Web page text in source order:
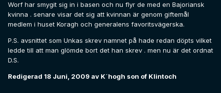
Worf har smygit sig in i basen och nu flyr de med en Bajoriansk
kvinna . senare visar det sig att kvinnan är genom giftemål
medlem i huset Koragh och generalens favoritsvägerska.
P.S. avsnittet som Unkas skrev namnet på hade redan döpts vilket
ledde till att man glömde bort det han skrev . men nu är det ordnat
D.S.
Redigerad 18 Juni, 2009 av K´hogh son of Klintoch